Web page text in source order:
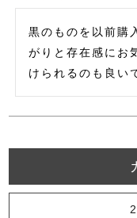
黒のものを以前購
がりと存在感にお
けられるのも良い